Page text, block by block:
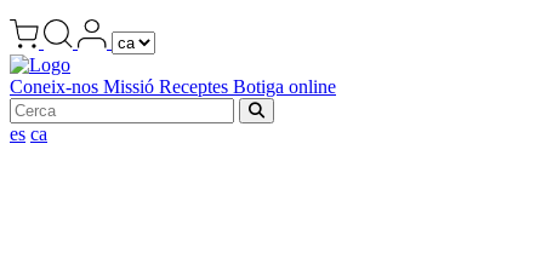
Coneix-nos Missió Receptes Botiga online
es ca